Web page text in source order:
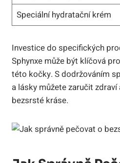
Speciální hydratační krém
Investice do specifických
Sphynxe může být klíčová
této kočky. S dodržováním
a lásky můžete zaručit
bezsrsté kráse.